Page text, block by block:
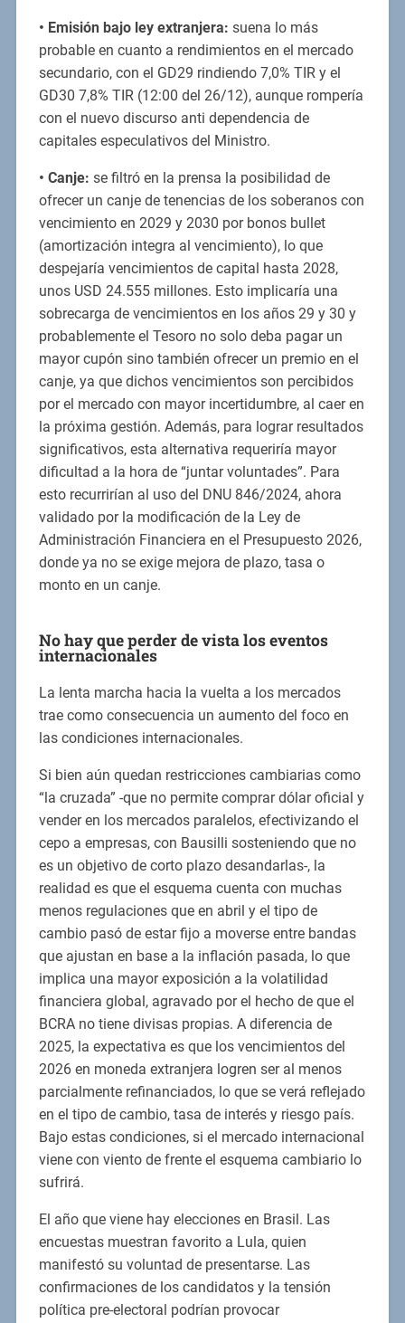
• Emisión bajo ley extranjera: suena lo más
probable en cuanto a rendimientos en el mercado
secundario, con el GD29 rindiendo 7,0% TIR y el
GD30 7,8% TIR (12:00 del 26/12), aunque rompería
con el nuevo discurso anti dependencia de
capitales especulativos del Ministro.
• Canje: se filtró en la prensa la posibilidad de
ofrecer un canje de tenencias de los soberanos con
vencimiento en 2029 y 2030 por bonos bullet
(amortización integra al vencimiento), lo que
despejaría vencimientos de capital hasta 2028,
unos USD 24.555 millones. Esto implicaría una
sobrecarga de vencimientos en los años 29 y 30 y
probablemente el Tesoro no solo deba pagar un
mayor cupón sino también ofrecer un premio en el
canje, ya que dichos vencimientos son percibidos
por el mercado con mayor incertidumbre, al caer en
la próxima gestión. Además, para lograr resultados
significativos, esta alternativa requeriría mayor
dificultad a la hora de “juntar voluntades”. Para
esto recurrirían al uso del DNU 846/2024, ahora
validado por la modificación de la Ley de
Administración Financiera en el Presupuesto 2026,
donde ya no se exige mejora de plazo, tasa o
monto en un canje.
No hay que perder de vista los eventos
internacionales
La lenta marcha hacia la vuelta a los mercados
trae como consecuencia un aumento del foco en
las condiciones internacionales.
Si bien aún quedan restricciones cambiarias como
“la cruzada” -que no permite comprar dólar oficial y
vender en los mercados paralelos, efectivizando el
cepo a empresas, con Bausilli sosteniendo que no
es un objetivo de corto plazo desandarlas-, la
realidad es que el esquema cuenta con muchas
menos regulaciones que en abril y el tipo de
cambio pasó de estar fijo a moverse entre bandas
que ajustan en base a la inflación pasada, lo que
implica una mayor exposición a la volatilidad
financiera global, agravado por el hecho de que el
BCRA no tiene divisas propias. A diferencia de
2025, la expectativa es que los vencimientos del
2026 en moneda extranjera logren ser al menos
parcialmente refinanciados, lo que se verá reflejado
en el tipo de cambio, tasa de interés y riesgo país.
Bajo estas condiciones, si el mercado internacional
viene con viento de frente el esquema cambiario lo
sufrirá.
El año que viene hay elecciones en Brasil. Las
encuestas muestran favorito a Lula, quien
manifestó su voluntad de presentarse. Las
confirmaciones de los candidatos y la tensión
política pre-electoral podrían provocar